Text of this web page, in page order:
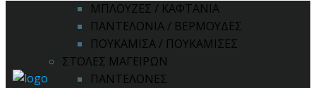
ΜΠΛΟΥΖΕΣ / ΚΑΦΤΑΝΙΑ
ΠΑΝΤΕΛΟΝΙΑ / ΒΕΡΜΟΥΔΕΣ
ΠΟΥΚΑΜΙΣΑ / ΠΟΥΚΑΜΙΣΕΣ
ΣΤΟΛΕΣ ΜΑΓΕΙΡΩΝ
ΠΑΝΤΕΛΟΝΕΣ